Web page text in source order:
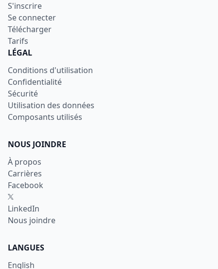
S'inscrire
Se connecter
Télécharger
Tarifs
LÉGAL
Conditions d'utilisation
Confidentialité
Sécurité
Utilisation des données
Composants utilisés
NOUS JOINDRE
À propos
Carrières
Facebook
X
LinkedIn
Nous joindre
LANGUES
English